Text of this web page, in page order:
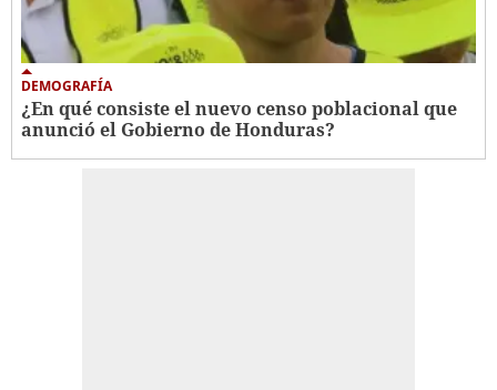
DEMOGRAFÍA
¿En qué consiste el nuevo censo poblacional que
anunció el Gobierno de Honduras?